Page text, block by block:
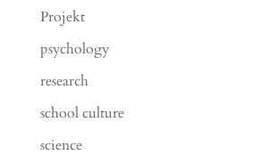
Projekt
psychology
research
school culture
science